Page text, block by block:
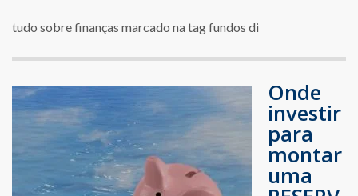
tudo sobre finanças marcado na tag fundos di
Onde
investir
para
montar
uma